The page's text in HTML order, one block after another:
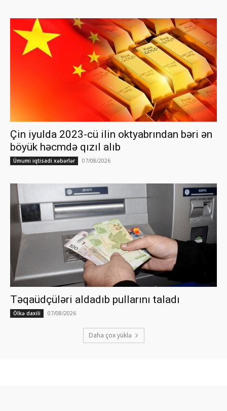
Çin iyulda 2023-cü ilin oktyabrından bəri ən
böyük həcmdə qızıl alıb
Ümumi iqtisadi xəbərlər 07/08/2026
Təqaüdçüləri aldadıb pullarını taladı
Ölkə daxili 07/08/2026
Daha çox yüklə